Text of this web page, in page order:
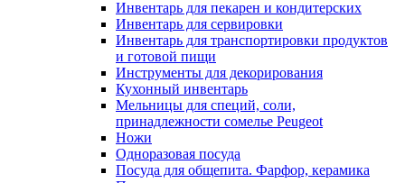
Инвентарь для пекарен и кондитерских
Инвентарь для сервировки
Инвентарь для транспортировки продуктов
и готовой пищи
Инструменты для декорирования
Кухонный инвентарь
Мельницы для специй, соли,
принадлежности сомелье Peugeot
Ножи
Одноразовая посуда
Посуда для общепита. Фарфор, керамика